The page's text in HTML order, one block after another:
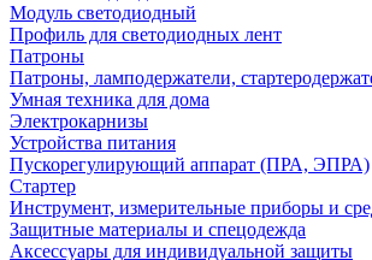
Модуль светодиодный
Профиль для светодиодных лент
Патроны
Патроны, ламподержатели,
Умная техника для дома
Электрокарнизы
Устройства питания
Пускорегулирующий аппарат (ПРА, ЭПРА)
Стартер
Инструмент, измерительные приборы и
Защитные материалы и спецодежда
Аксессуары для индивидуальной защиты